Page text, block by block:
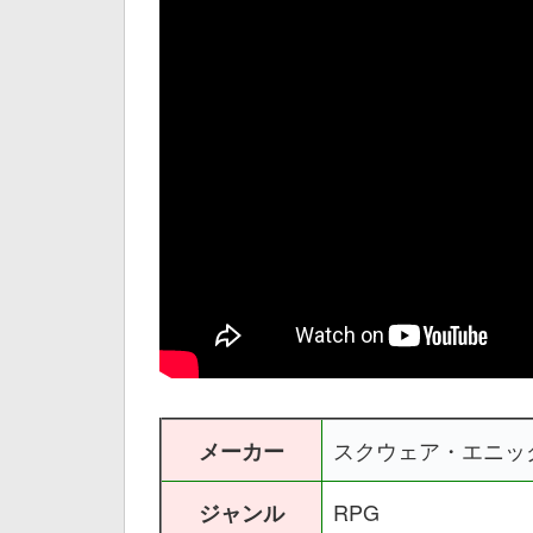
メーカー スクウェア・エニッ
ジャンル RPG